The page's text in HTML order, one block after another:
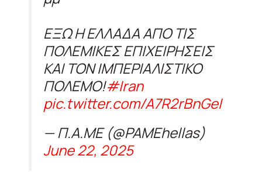
ΕΞΩ Η ΕΛΛΑΔΑ ΑΠΟ ΤΙΣ
ΠΟΛΕΜΙΚΕΣ ΕΠΙΧΕΙΡΗΣΕΙΣ
ΚΑΙ ΤΟΝ ΙΜΠΕΡΙΑΛΙΣΤΙΚΟ
ΠΟΛΕΜΟ!#Iran
pic.twitter.com/A7R2rBnGeI
— Π.Α.ΜΕ (@PAMEhellas)
June 22, 2025